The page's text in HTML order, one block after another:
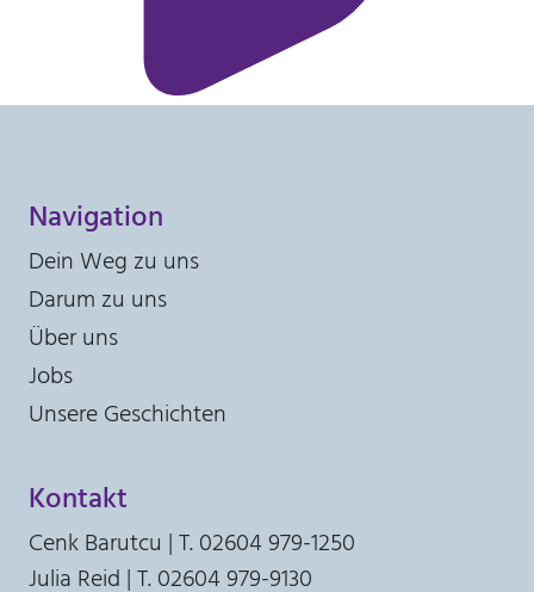
Navigation
Dein Weg zu uns
Darum zu uns
Über uns
Jobs
Unsere Geschichten
Kontakt
Cenk Barutcu | T. 02604 979-1250
Julia Reid | T. 02604 979-9130